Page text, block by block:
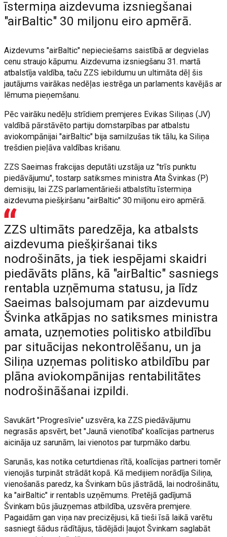
īstermiņa aizdevuma izsniegšanai
"airBaltic" 30 miljonu eiro apmērā.
Aizdevums "airBaltic" nepieciešams saistībā ar degvielas
cenu straujo kāpumu. Aizdevuma izsniegšanu 31. martā
atbalstīja valdība, taču ZZS iebildumu un ultimāta dēļ šis
jautājums vairākas nedēļas iestrēga un parlaments kavējās ar
lēmuma pieņemšanu.
Pēc vairāku nedēļu strīdiem premjeres Evikas Siliņas (JV)
valdībā pārstāvēto partiju domstarpības par atbalstu
aviokompānijai "airBaltic" bija samilzušas tik tālu, ka Siliņa
trešdien pieļāva valdības krišanu.
ZZS Saeimas frakcijas deputāti uzstāja uz "trīs punktu
piedāvājumu", tostarp satiksmes ministra Ata Švinkas (P)
demisiju, lai ZZS parlamentārieši atbalstītu īstermiņa
aizdevuma piešķiršanu "airBaltic" 30 miljonu eiro apmērā.
ZZS ultimāts paredzēja, ka atbalsts
aizdevuma piešķiršanai tiks
nodrošināts, ja tiek iespējami skaidri
piedāvāts plāns, kā "airBaltic" sasniegs
rentabla uzņēmuma statusu, ja līdz
Saeimas balsojumam par aizdevumu
Švinka atkāpjas no satiksmes ministra
amata, uzņemoties politisko atbildību
par situācijas nekontrolēšanu, un ja
Siliņa uzņemas politisko atbildību par
plāna aviokompānijas rentabilitātes
nodrošināšanai izpildi.
Savukārt "Progresīvie" uzsvēra, ka ZZS piedāvājumu
negrasās apsvērt, bet "Jaunā vienotība" koalīcijas partnerus
aicināja uz sarunām, lai vienotos par turpmāko darbu.
Sarunās, kas notika ceturtdienas rītā, koalīcijas partneri tomēr
vienojās turpināt strādāt kopā. Kā medijiem norādīja Siliņa,
vienošanās paredz, ka Švinkam būs jāstrādā, lai nodrošinātu,
ka "airBaltic" ir rentabls uzņēmums. Pretējā gadījumā
Švinkam būs jāuzņemas atbildība, uzsvēra premjere.
Pagaidām gan viņa nav precizējusi, kā tieši īsā laikā varētu
sasniegt šādus rādītājus, tādējādi ļaujot Švinkam saglabāt